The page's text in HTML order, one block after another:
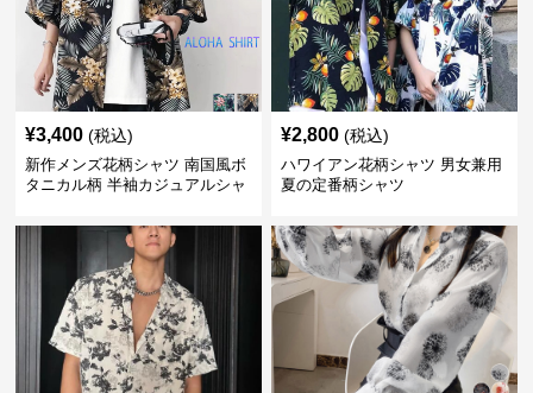
¥3,400 (税込)
新作メンズ花柄シャツ 南国風ボ
タニカル柄 半袖カジュアルシャ
¥2,800 (税込)
ハワイアン花柄シャツ 男女兼用
夏の定番柄シャツ